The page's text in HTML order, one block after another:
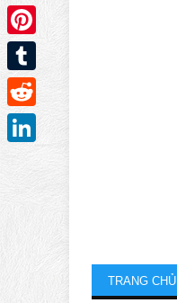
TRANG CHỦ
Twitter
Pinterest
Tumblr
Reddit